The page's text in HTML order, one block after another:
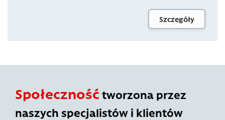
Szczegóły
Społeczność tworzona przez
naszych specjalistów i klientów